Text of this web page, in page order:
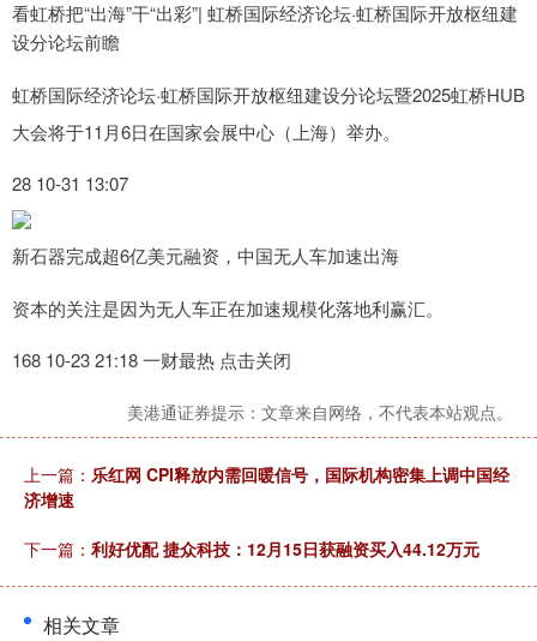
看虹桥把“出海”干“出彩”| 虹桥国际经济论坛·虹桥国际开放枢纽建
设分论坛前瞻
虹桥国际经济论坛·虹桥国际开放枢纽建设分论坛暨2025虹桥HUB
大会将于11月6日在国家会展中心（上海）举办。
28 10-31 13:07
新石器完成超6亿美元融资，中国无人车加速出海
资本的关注是因为无人车正在加速规模化落地利赢汇。
168 10-23 21:18 一财最热 点击关闭
美港通证券提示：文章来自网络，不代表本站观点。
上一篇： 乐红网 CPI释放内需回暖信号，国际机构密集上调中国经
济增速
下一篇： 利好优配 捷众科技：12月15日获融资买入44.12万元
相关文章